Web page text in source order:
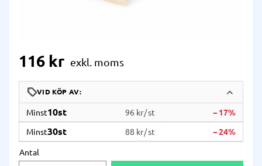
116 kr
10st 96 kr/st 17%
30st 88 kr/st 24%
Antal